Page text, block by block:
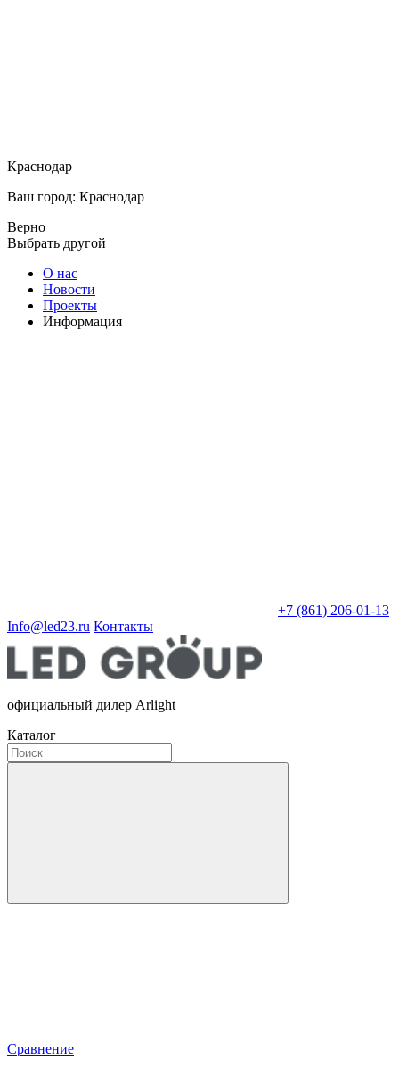
Краснодар
Ваш город: Краснодар
Верно
Выбрать другой
О нас
Новости
Проекты
Информация
+7 (861) 206-01-13
Info@led23.ru Контакты
официальный дилер Arlight
Каталог
Сравнение